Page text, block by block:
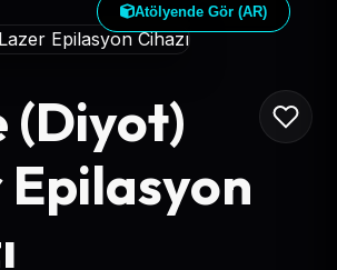
Atölyende Gör (AR)
(Diyot)
Epilasyon